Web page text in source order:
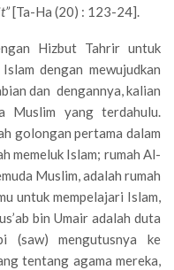
[Ta-Ha (20) : 123-24].
Hizbut Tahrir untuk
dengan mewujudkan
dan dengannya, kalian
Muslim yang terdahulu.
golongan pertama dalam
memeluk Islam; rumah Al-
Muslim, adalah rumah
untuk mempelajari Islam,
bin Umair adalah duta
(saw) mengutusnya ke
tentang agama mereka,